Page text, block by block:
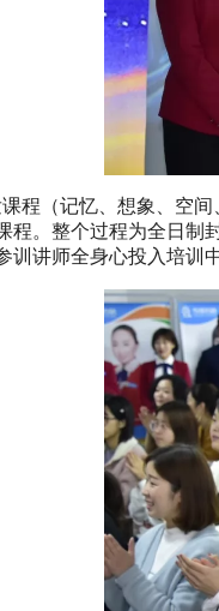
程（记忆、想象、空
程。整个过程为全日
讲师全身心投入培训